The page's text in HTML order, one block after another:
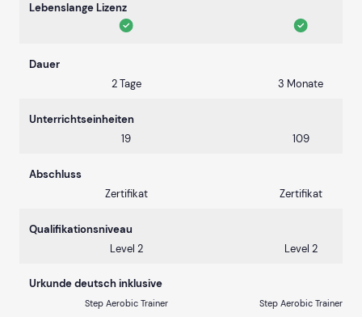
Lebenslange Lizenz
Dauer
2 Tage
3 Monate
Unterrichtseinheiten
19
109
Abschluss
Zertifikat
Zertifikat
Qualifikationsniveau
Level 2
Level 2
Urkunde deutsch inklusive
Step Aerobic Trainer Step Aerobic Trainer